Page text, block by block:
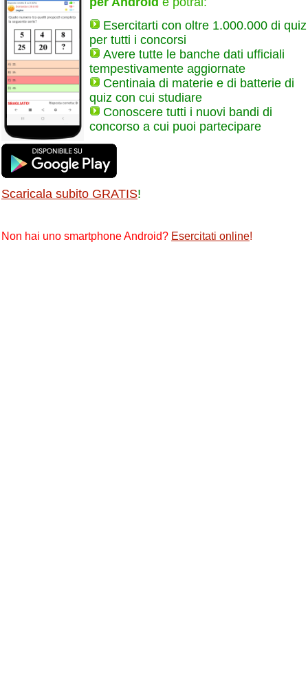
Esercitarti con oltre 1.000.000 di quiz
per tutti i concorsi
Avere tutte le banche dati ufficiali
tempestivamente aggiornate
Centinaia di materie e di batterie di
quiz con cui studiare
Conoscere tutti i nuovi bandi di
concorso a cui puoi partecipare
Scaricala subito GRATIS!
Non hai uno smartphone Android? Esercitati online!